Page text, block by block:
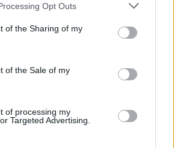
Opt Outs
of the Sharing of my
of the Sale of my
of processing my
Targeted Advertising.
HIRDETÉS
HIRDETÉS
HIRDETÉS